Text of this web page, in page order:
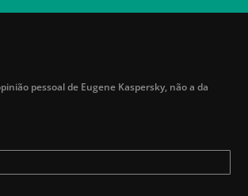
pessoal de Eugene Kaspersky, não a da